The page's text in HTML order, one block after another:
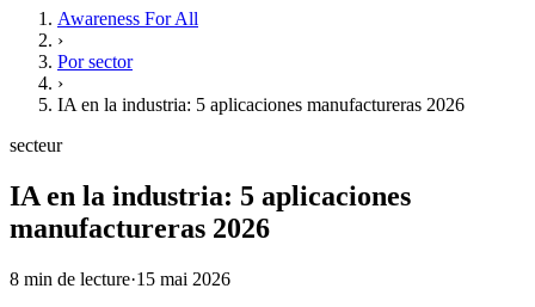
Awareness For All
›
Por sector
›
IA en la industria: 5 aplicaciones manufactureras 2026
secteur
IA en la industria: 5 aplicaciones
manufactureras 2026
8 min de lecture·15 mai 2026